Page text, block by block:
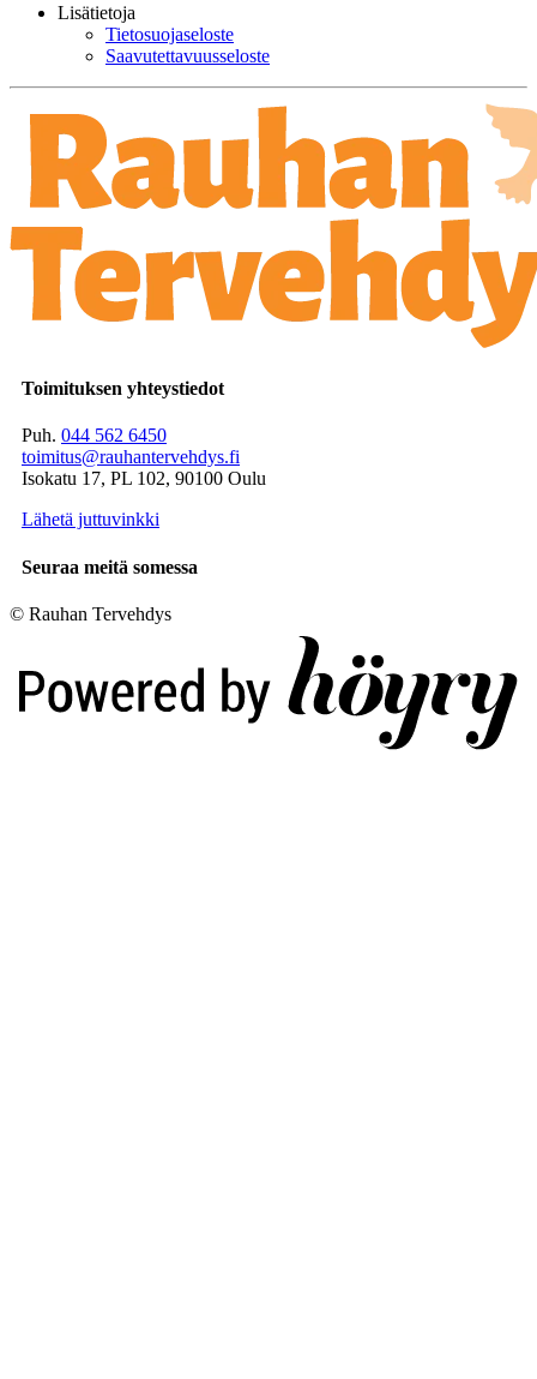
Lisätietoja
Tietosuojaseloste
Saavutettavuusseloste
Toimituksen yhteystiedot
Puh. 044 562 6450
toimitus@rauhantervehdys.fi
Isokatu 17, PL 102, 90100 Oulu
Lähetä juttuvinkki
Seuraa meitä somessa
© Rauhan Tervehdys